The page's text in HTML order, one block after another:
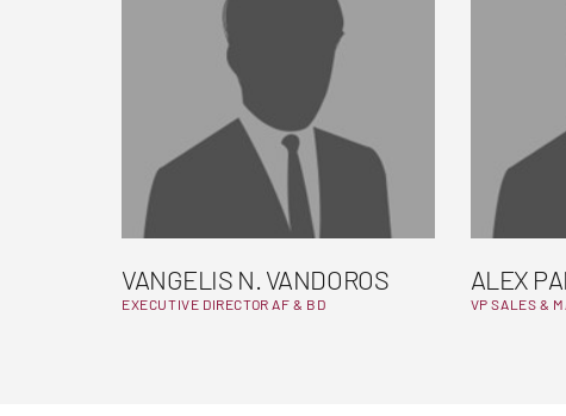
VANGELIS N. VANDOROS
EXECUTIVE DIRECTOR AF & BD
ALEX
VP SALES &